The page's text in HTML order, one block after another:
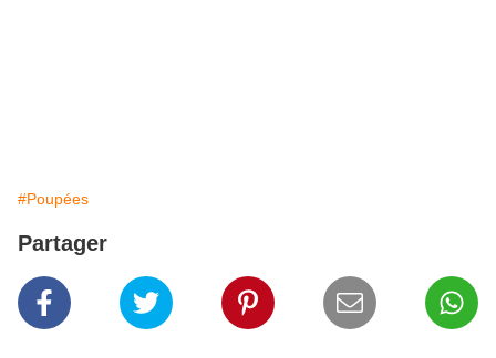
#Poupées
Partager